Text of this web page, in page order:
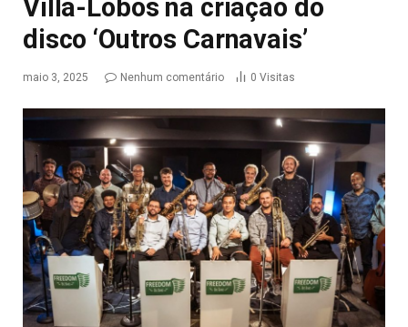
Villa-Lobos na criação do
disco ‘Outros Carnavais’
maio 3, 2025 Nenhum comentário 0 Visitas